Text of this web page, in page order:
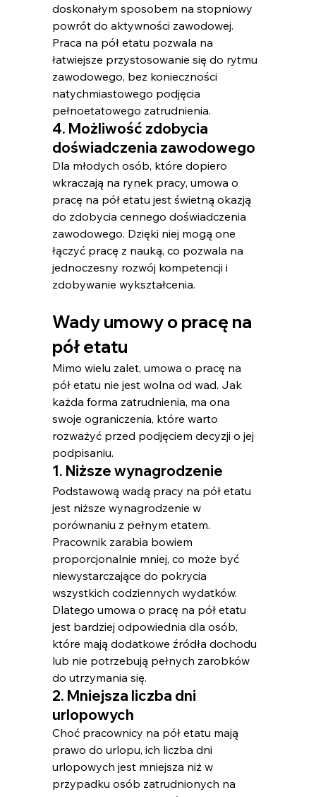
doskonałym sposobem na stopniowy
powrót do aktywności zawodowej.
Praca na pół etatu pozwala na
łatwiejsze przystosowanie się do rytmu
zawodowego, bez konieczności
natychmiastowego podjęcia
pełnoetatowego zatrudnienia.
4. Możliwość zdobycia
doświadczenia zawodowego
Dla młodych osób, które dopiero
wkraczają na rynek pracy, umowa o
pracę na pół etatu jest świetną okazją
do zdobycia cennego doświadczenia
zawodowego. Dzięki niej mogą one
łączyć pracę z nauką, co pozwala na
jednoczesny rozwój kompetencji i
zdobywanie wykształcenia.
Wady umowy o pracę na
pół etatu
Mimo wielu zalet, umowa o pracę na
pół etatu nie jest wolna od wad. Jak
każda forma zatrudnienia, ma ona
swoje ograniczenia, które warto
rozważyć przed podjęciem decyzji o jej
podpisaniu.
1. Niższe wynagrodzenie
Podstawową wadą pracy na pół etatu
jest niższe wynagrodzenie w
porównaniu z pełnym etatem.
Pracownik zarabia bowiem
proporcjonalnie mniej, co może być
niewystarczające do pokrycia
wszystkich codziennych wydatków.
Dlatego umowa o pracę na pół etatu
jest bardziej odpowiednia dla osób,
które mają dodatkowe źródła dochodu
lub nie potrzebują pełnych zarobków
do utrzymania się.
2. Mniejsza liczba dni
urlopowych
Choć pracownicy na pół etatu mają
prawo do urlopu, ich liczba dni
urlopowych jest mniejsza niż w
przypadku osób zatrudnionych na